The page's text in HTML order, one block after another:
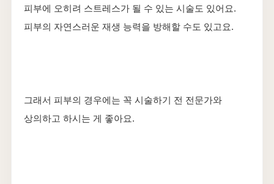
피부에 오히려 스트레스가 될 수 있는 시술도 있어요.
피부의 자연스러운 재생 능력을 방해할 수도 있고요.
그래서 피부의 경우에는 꼭 시술하기 전 전문가와
상의하고 하시는 게 좋아요.